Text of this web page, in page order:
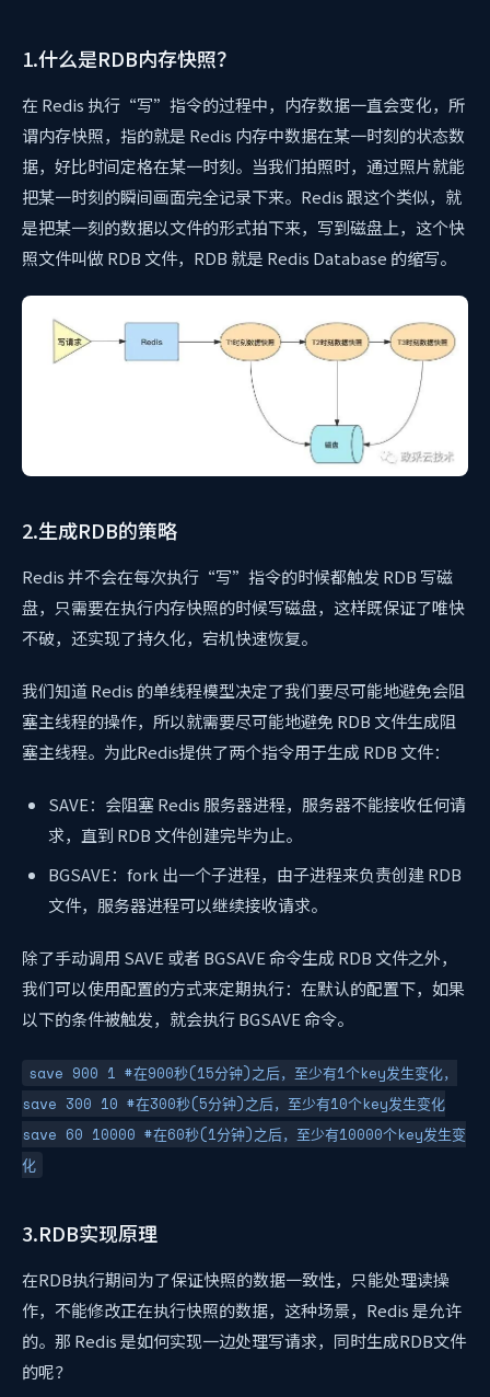
1.什么是RDB内存快照？
在 Redis 执行“写”指令的过程中，内存数据一直会变化，所
谓内存快照，指的就是 Redis 内存中数据在某一时刻的状态数
据，好比时间定格在某一时刻。当我们拍照时，通过照片就能
把某一时刻的瞬间画面完全记录下来。Redis 跟这个类似，就
是把某一刻的数据以文件的形式拍下来，写到磁盘上，这个快
照文件叫做 RDB 文件，RDB 就是 Redis Database 的缩写。
2.生成RDB的策略
Redis 并不会在每次执行“写”指令的时候都触发 RDB 写磁
盘，只需要在执行内存快照的时候写磁盘，这样既保证了唯快
不破，还实现了持久化，宕机快速恢复。
我们知道 Redis 的单线程模型决定了我们要尽可能地避免会阻
塞主线程的操作，所以就需要尽可能地避免 RDB 文件生成阻
塞主线程。为此Redis提供了两个指令用于生成 RDB 文件：
SAVE：会阻塞 Redis 服务器进程，服务器不能接收任何请
求，直到 RDB 文件创建完毕为止。
BGSAVE：fork 出一个子进程，由子进程来负责创建 RDB
文件，服务器进程可以继续接收请求。
除了手动调用 SAVE 或者 BGSAVE 命令生成 RDB 文件之外，
我们可以使用配置的方式来定期执行：在默认的配置下，如果
以下的条件被触发，就会执行 BGSAVE 命令。
save 900 1 #在900秒(15分钟)之后，至少有1个key发生变化，
save 300 10 #在300秒(5分钟)之后，至少有10个key发生变化
save 60 10000 #在60秒(1分钟)之后，至少有10000个key发生变
化
3.RDB实现原理
在RDB执行期间为了保证快照的数据一致性，只能处理读操
作，不能修改正在执行快照的数据，这种场景，Redis 是允许
的。那 Redis 是如何实现一边处理写请求，同时生成RDB文件
的呢？